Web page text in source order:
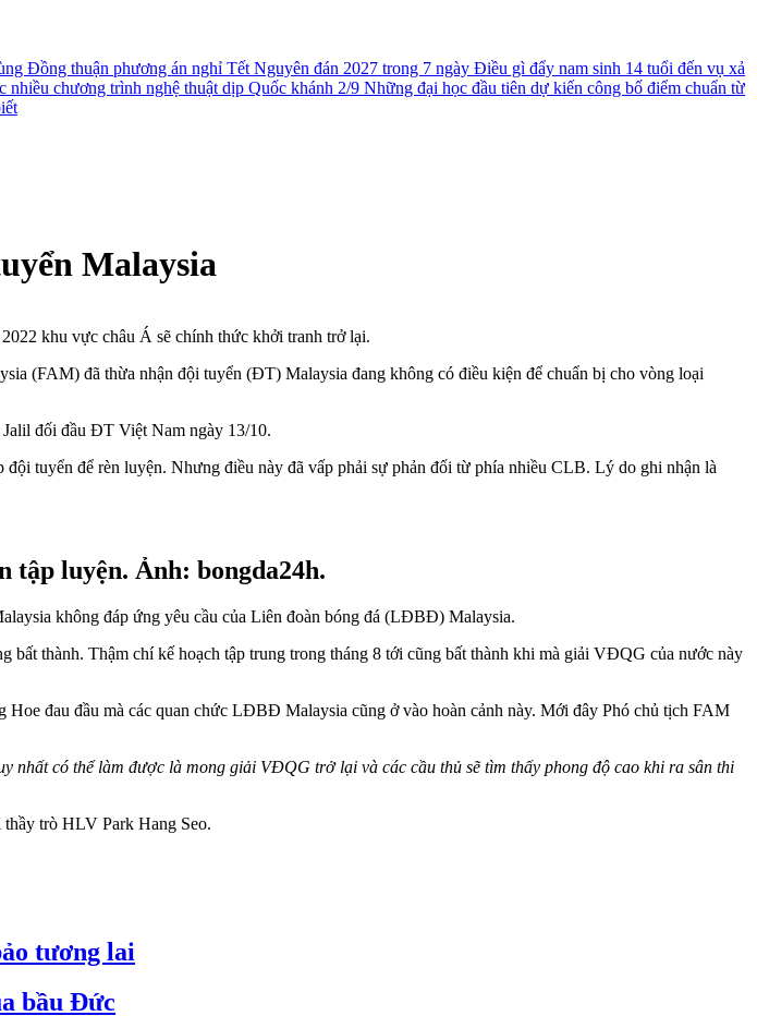
Đồng thuận phương án nghỉ Tết Nguyên đán 2027 trong 7 ngày Điều gì đẩy nam sinh 14 tuổi đến vụ xả
nhiều chương trình nghệ thuật dịp Quốc khánh 2/9 Những đại học đầu tiên dự kiến công bố điểm chuẩn từ
Malaysia
khu vực châu Á sẽ chính thức khởi tranh trở lại.
(FAM) đã thừa nhận đội tuyển (ĐT) Malaysia đang không có điều kiện để chuẩn bị cho vòng loại
đối đầu ĐT Việt Nam ngày 13/10.
tuyển để rèn luyện. Nhưng điều này đã vấp phải sự phản đối từ phía nhiều CLB. Lý do ghi nhận là
tập luyện. Ảnh: bongda24h.
không đáp ứng yêu cầu của Liên đoàn bóng đá (LĐBĐ) Malaysia.
thành. Thậm chí kế hoạch tập trung trong tháng 8 tới cũng bất thành khi mà giải VĐQG của nước này
đau đầu mà các quan chức LĐBĐ Malaysia cũng ở vào hoàn cảnh này. Mới đây Phó chủ tịch FAM
nhất có thể làm được là mong giải VĐQG trở lại và các cầu thủ sẽ tìm thấy phong độ cao khi ra sân thi
trò HLV Park Hang Seo.
tương lai
bầu Đức